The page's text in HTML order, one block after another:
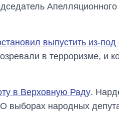
выпустить из-под
в терроризме, и
в Верховную Раду.
выборах народных